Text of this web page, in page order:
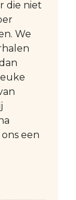
die niet
We
een